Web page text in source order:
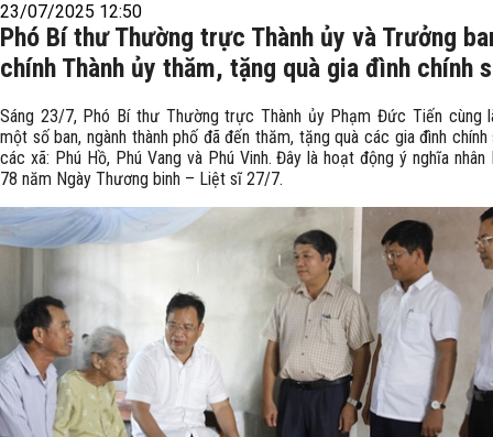
23/07/2025 12:50
Phó Bí thư Thường trực Thành ủy và Trưởng
chính Thành ủy thăm, tặng quà gia đình chính
Sáng 23/7, Phó Bí thư Thường trực Thành ủy Phạm Đức Tiến cùng
một số ban, ngành thành phố đã đến thăm, tặng quà các gia đình
các xã: Phú Hồ, Phú Vang và Phú Vinh. Đây là hoạt động ý nghĩa nhân
78 năm Ngày Thương binh – Liệt sĩ 27/7.